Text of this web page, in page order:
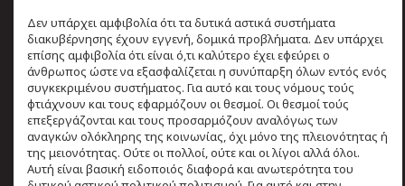
Δεν υπάρχει αμφιβολία ότι τα δυτικά αστικά συστήματα
διακυβέρνησης έχουν εγγενή, δομικά προβλήματα. Δεν υπάρχει
επίσης αμφιβολία ότι είναι ό,τι καλύτερο έχει εφεύρει ο
άνθρωπος ώστε να εξασφαλίζεται η συνύπαρξη όλων εντός ενός
συγκεκριμένου συστήματος. Για αυτό και τους νόμους τούς
φτιάχνουν και τους εφαρμόζουν οι θεσμοί. Οι θεσμοί τούς
επεξεργάζονται και τους προσαρμόζουν αναλόγως των
αναγκών ολόκληρης της κοινωνίας, όχι μόνο της πλειονότητας ή
της μειονότητας. Ούτε οι πολλοί, ούτε και οι λίγοι αλλά όλοι.
Αυτή είναι βασική ειδοποιός διαφορά και ανωτερότητα του